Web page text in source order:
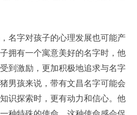
名字对孩子的心理发展也可能产
拥有一个寓意美好的名字时，他
到激励，更加积极地追求与名字
男孩来说，带有文昌名字可能会
识探索时，更有动力和信心。他